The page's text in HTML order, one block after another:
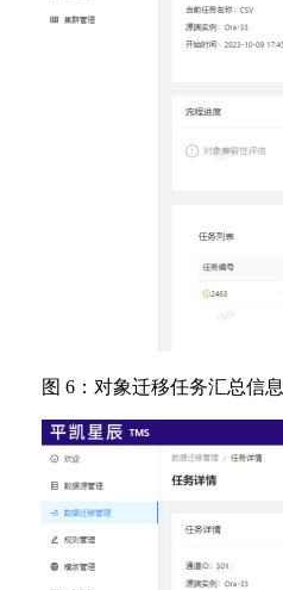
图 6：对象迁移任务汇总信息